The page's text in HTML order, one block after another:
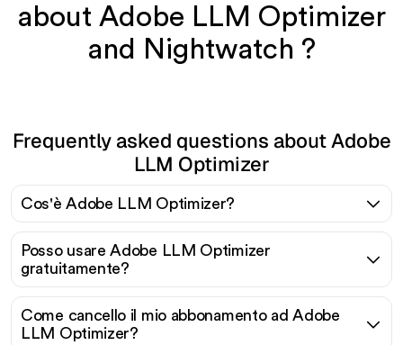
about Adobe LLM Optimizer
and Nightwatch ?
Frequently asked questions about Adobe
LLM Optimizer
Cos'è Adobe LLM Optimizer?
Posso usare Adobe LLM Optimizer
gratuitamente?
Come cancello il mio abbonamento ad Adobe
LLM Optimizer?